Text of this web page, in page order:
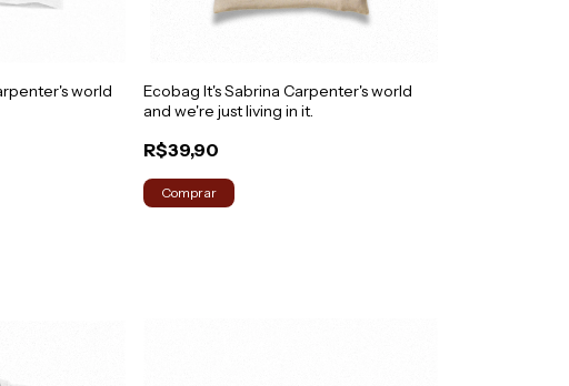
world
Ecobag It's Sabrina Carpenter's world
and we're just living in it.
R$39,90
Comprar